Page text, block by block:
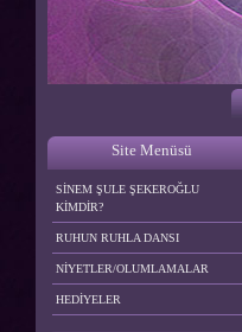
Site Menüsü
SİNEM ŞULE ŞEKEROĞLU
KİMDİR?
RUHUN RUHLA DANSI
NİYETLER/OLUMLAMALAR
HEDİYELER